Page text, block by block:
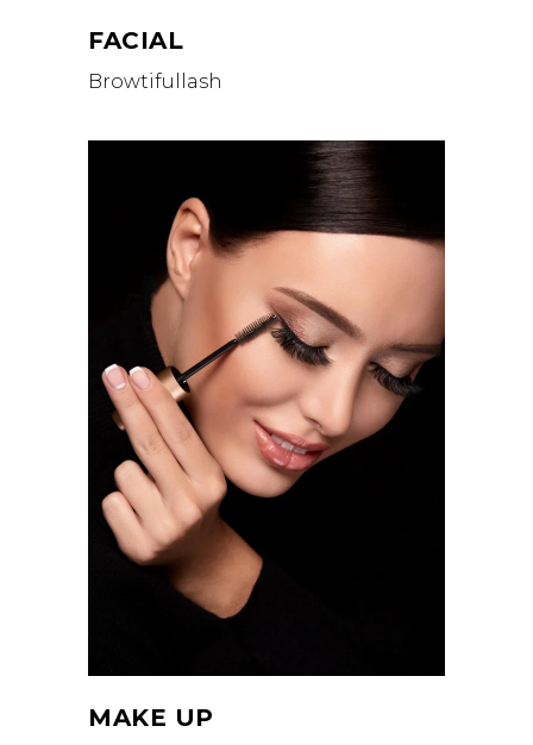
FACIAL
Browtifullash
MAKE UP